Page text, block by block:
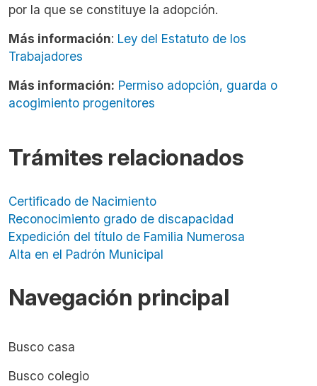
Navegación principal
Busco casa
Busco colegio
por la que se constituye la adopción.
Más información: Ley del Estatuto de los
Trabajadores
Más información: Permiso adopción, guarda o
acogimiento progenitores
Trámites relacionados
Certificado de Nacimiento
Reconocimiento grado de discapacidad
Expedición del título de Familia Numerosa
Alta en el Padrón Municipal